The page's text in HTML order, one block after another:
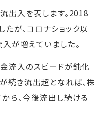
出入を表します。2018
が、コロナショック以
が増えていました。
流入のスピードが鈍化
続き流出超となれば、株
ら、今後流出し続ける